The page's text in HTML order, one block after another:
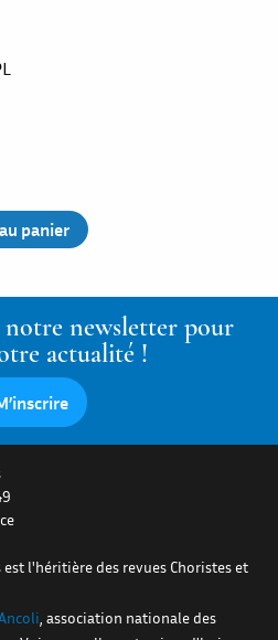
notre newsletter pour
actualité !
l'héritière des revues Choristes et
, association nationale des